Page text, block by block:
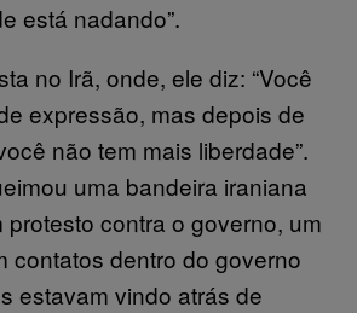
está nadando”.
no Irã, onde, ele diz: “Você
expressão, mas depois de
não tem mais liberdade”.
uma bandeira iraniana
protesto contra o governo, um
contatos dentro do governo
estavam vindo atrás de